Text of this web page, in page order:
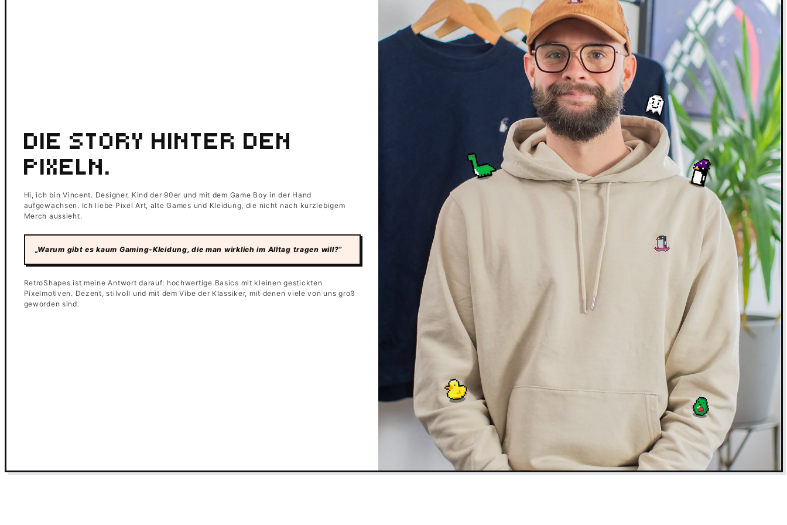
DIE STORY HINTER DEN
PIXELN.
Hi, ich bin Vincent. Designer, Kind der 90er und mit dem Game Boy in der Hand
aufgewachsen. Ich liebe Pixel Art, alte Games und Kleidung, die nicht nach kurzlebigem
Merch aussieht.
„Warum gibt es kaum Gaming-Kleidung, die man wirklich im Alltag tragen will?“
RetroShapes ist meine Antwort darauf: hochwertige Basics mit kleinen gestickten
Pixelmotiven. Dezent, stilvoll und mit dem Vibe der Klassiker, mit denen viele von uns groß
geworden sind.